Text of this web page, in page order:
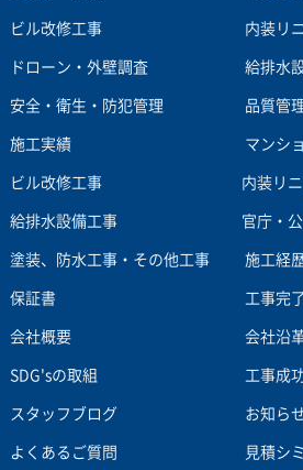
ビル改修工事 内装リ
ドローン・外壁調査 給排水
安全・衛生・防犯管理 品質管
施工実績 マンシ
ビル改修工事 内装リ
給排水設備工事 官庁・
塗装、防水工事・その他工事 施工経
保証書 工事完
会社概要 会社沿
SDG'sの取組 工事成
スタッフブログ お知ら
よくあるご質問 見積シ